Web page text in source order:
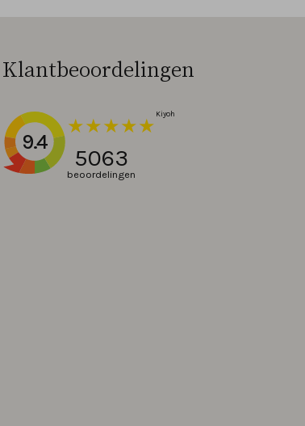
Klantbeoordelingen
9.4
5063
beoordelingen